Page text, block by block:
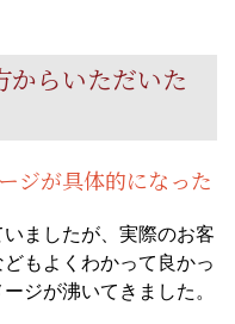
からいただいた
ジが具体的になった
ましたが、実際のお客
もよくわかって良かっ
ジが沸いてきました。